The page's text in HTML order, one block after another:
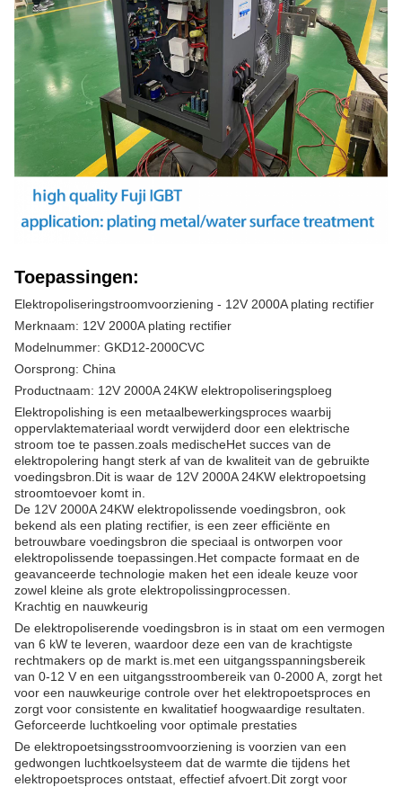
Toepassingen:
Elektropoliseringstroomvoorziening - 12V 2000A plating rectifier
Merknaam: 12V 2000A plating rectifier
Modelnummer: GKD12-2000CVC
Oorsprong: China
Productnaam: 12V 2000A 24KW elektropoliseringsploeg
Elektropolishing is een metaalbewerkingsproces waarbij
oppervlaktemateriaal wordt verwijderd door een elektrische
stroom toe te passen.zoals medischeHet succes van de
elektropolering hangt sterk af van de kwaliteit van de gebruikte
voedingsbron.Dit is waar de 12V 2000A 24KW elektropoetsing
stroomtoevoer komt in.
De 12V 2000A 24KW elektropolissende voedingsbron, ook
bekend als een plating rectifier, is een zeer efficiënte en
betrouwbare voedingsbron die speciaal is ontworpen voor
elektropolissende toepassingen.Het compacte formaat en de
geavanceerde technologie maken het een ideale keuze voor
zowel kleine als grote elektropolissingprocessen.
Krachtig en nauwkeurig
De elektropoliserende voedingsbron is in staat om een vermogen
van 6 kW te leveren, waardoor deze een van de krachtigste
rechtmakers op de markt is.met een uitgangsspanningsbereik
van 0-12 V en een uitgangsstroombereik van 0-2000 A, zorgt het
voor een nauwkeurige controle over het elektropoetsproces en
zorgt voor consistente en kwalitatief hoogwaardige resultaten.
Geforceerde luchtkoeling voor optimale prestaties
De elektropoetsingsstroomvoorziening is voorzien van een
gedwongen luchtkoelsysteem dat de warmte die tijdens het
elektropoetsproces ontstaat, effectief afvoert.Dit zorgt voor